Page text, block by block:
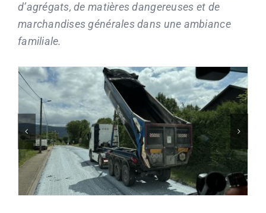
d’agrégats, de matières dangereuses et de
marchandises générales dans une ambiance
familiale.